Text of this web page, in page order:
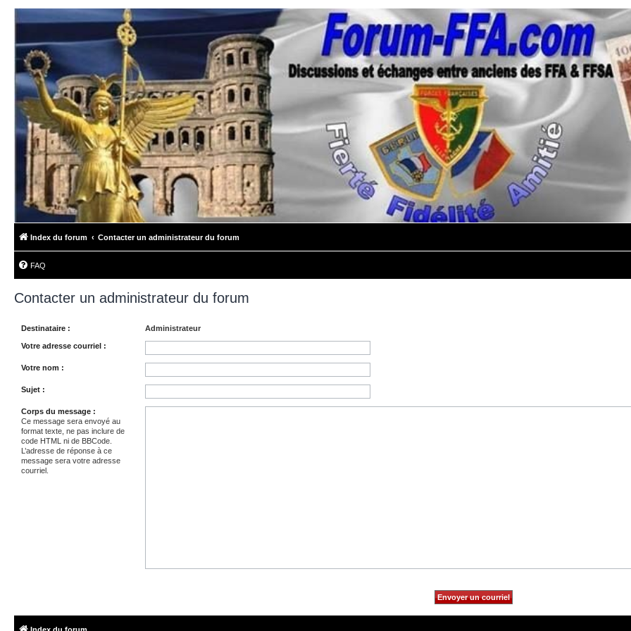
Index du forum Contacter un administrateur du forum
FAQ
Contacter un administrateur du forum
Destinataire : Administrateur
Votre adresse courriel :
Votre nom :
Sujet :
Corps du message :
Ce message sera envoyé au
format texte, ne pas inclure de
code HTML ni de BBCode.
L’adresse de réponse à ce
message sera votre adresse
courriel.